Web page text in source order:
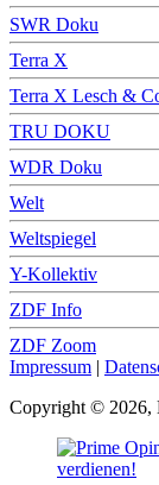
SWR Doku
Terra X
Terra X Lesch &
TRU DOKU
WDR Doku
Welt
Weltspiegel
Y-Kollektiv
ZDF Info
ZDF Zoom
Impressum |
Copyright © 2026,